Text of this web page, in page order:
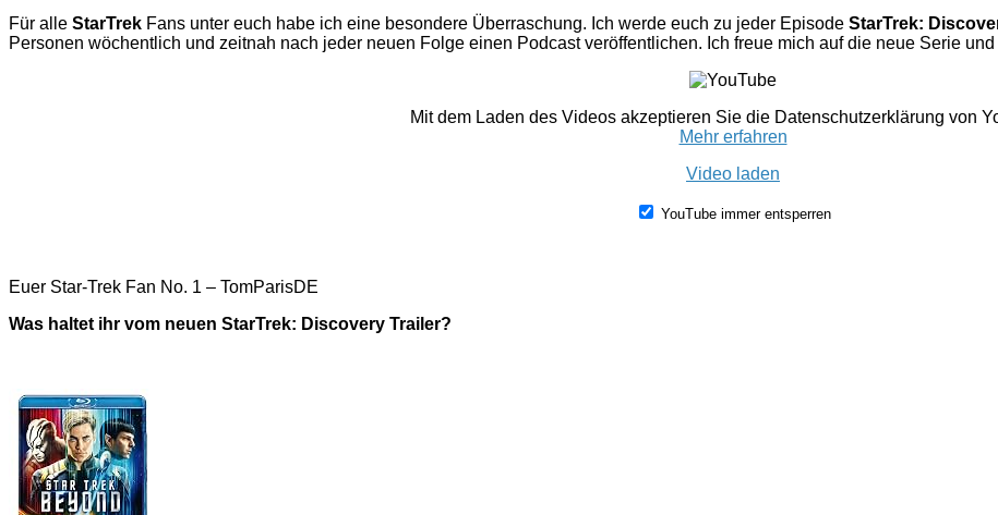
Für alle StarTrek Fans unter euch habe ich eine besondere Überraschung. Ich werde euch zu jeder Episode StarTrek:
Personen wöchentlich und zeitnah nach jeder neuen Folge einen Podcast veröffentlichen. Ich freue mich auf die neue Serie
Mit dem Laden des Videos akzeptieren Sie die Datenschutzerklärung von
Mehr erfahren
Video laden
YouTube immer entsperren
Euer Star-Trek Fan No. 1 – TomParisDE
Was haltet ihr vom neuen StarTrek: Discovery Trailer?